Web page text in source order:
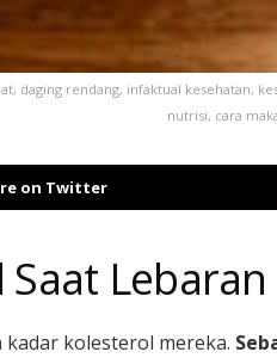
daging rendang, infaktual kesehatan,
nutrisi, cara
on Twitter
Lebaran
kolesterol mereka.